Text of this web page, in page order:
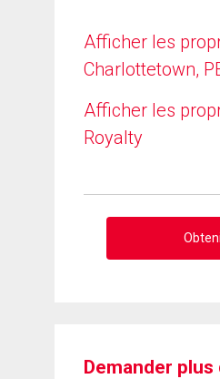
Afficher les
Charlottetown,
Afficher les
Royalty
Demander